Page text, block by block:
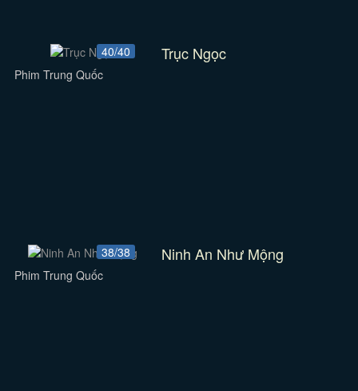
40/40 Trục Ngọc
Phim Trung Quốc
38/38 Ninh An Như Mộng
Phim Trung Quốc